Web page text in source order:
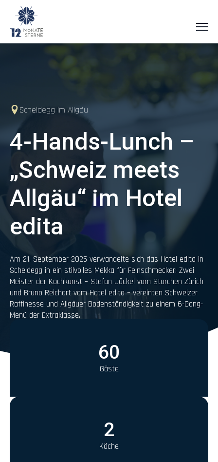
Scheidegg im Allgäu
4-Hands-Lunch –
„Schweiz meets
Allgäu“ im Hotel
edita
Am 21. September 2025 verwandelte sich das Hotel edita in
Scheidegg in ein stilvolles Mekka für Feinschmecker: Zwei
Meister der Kochkunst – Stefan Jäckel vom Storchen Zürich
und Bruno Reichart vom Hotel edita – vereinten Schweizer
Raffinesse und Allgäuer Bodenständigkeit zu einem 6-Gang-
Menü der Extraklasse.
60
Gäste
2
Köche